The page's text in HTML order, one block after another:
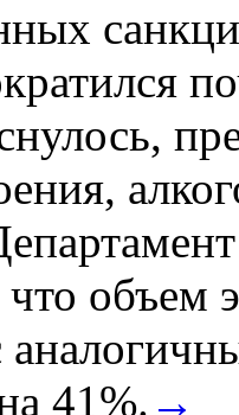
объем
41%. →